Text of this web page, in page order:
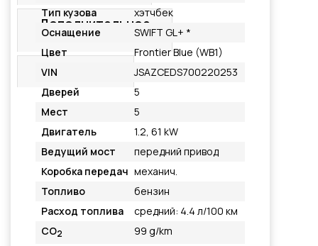
Дополнительное
оснащение
Подробнее
Тип кузова
хэтчбек
Оснащение
SWIFT GL+ *
Цвет
Frontier Blue (WB1)
VIN
JSAZCEDS700220253
Дверей
5
Мест
5
Двигатель
1.2, 61 kW
Ведущий мост
передний привод
Коробка передач механич.
Топливо
бензин
Расход топлива
средний: 4.4 л/100 км
CO2
99 g/km